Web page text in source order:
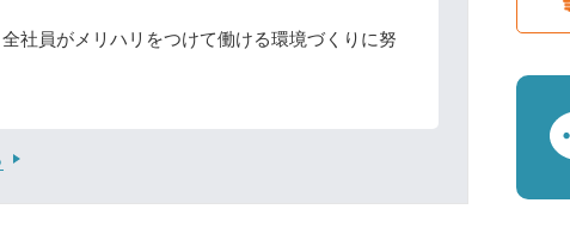
社員がメリハリをつけて働ける環境づくりに努